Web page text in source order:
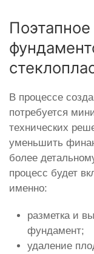
В процессе
потребуется
технических
уменьшить
более
процесс будет
именно:
разметка и
фундамент;
удаление